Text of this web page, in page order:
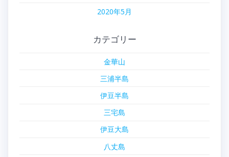
2020年5月
カテゴリー
金華山
三浦半島
伊豆半島
三宅島
伊豆大島
八丈島